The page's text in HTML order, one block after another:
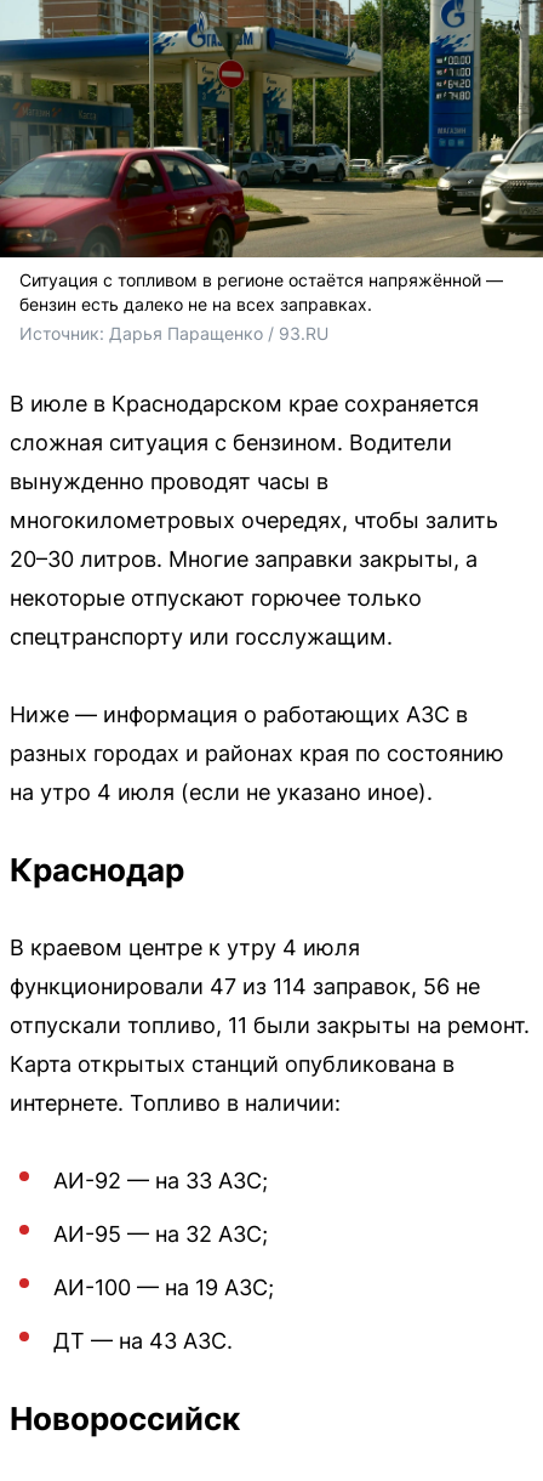
Ситуация с топливом в регионе остаётся напряжённой —
бензин есть далеко не на всех заправках.
Источник: Дарья Паращенко / 93.RU
В июле в Краснодарском крае сохраняется
сложная ситуация с бензином. Водители
вынужденно проводят часы в
многокилометровых очередях, чтобы залить
20–30 литров. Многие заправки закрыты, а
некоторые отпускают горючее только
спецтранспорту или госслужащим.
Ниже — информация о работающих АЗС в
разных городах и районах края по состоянию
на утро 4 июля (если не указано иное).
Краснодар
В краевом центре к утру 4 июля
функционировали 47 из 114 заправок, 56 не
отпускали топливо, 11 были закрыты на ремонт.
Карта открытых станций опубликована в
интернете. Топливо в наличии:
АИ-92 — на 33 АЗС;
АИ-95 — на 32 АЗС;
АИ-100 — на 19 АЗС;
ДТ — на 43 АЗС.
Новороссийск